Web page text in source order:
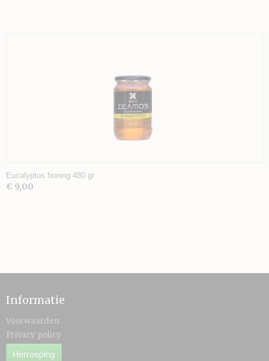
Eucalyptus honing 480 gr
€ 9,00
Informatie
Voorwaarden
Privacy policy
Herroeping